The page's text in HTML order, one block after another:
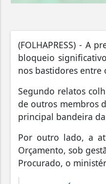
(FOLHAPRESS) - A
bloqueio
nos bastidores entre
Segundo relatos
de outros membros
principal bandeira
Por outro lado, a
Orçamento, sob
Procurado, o